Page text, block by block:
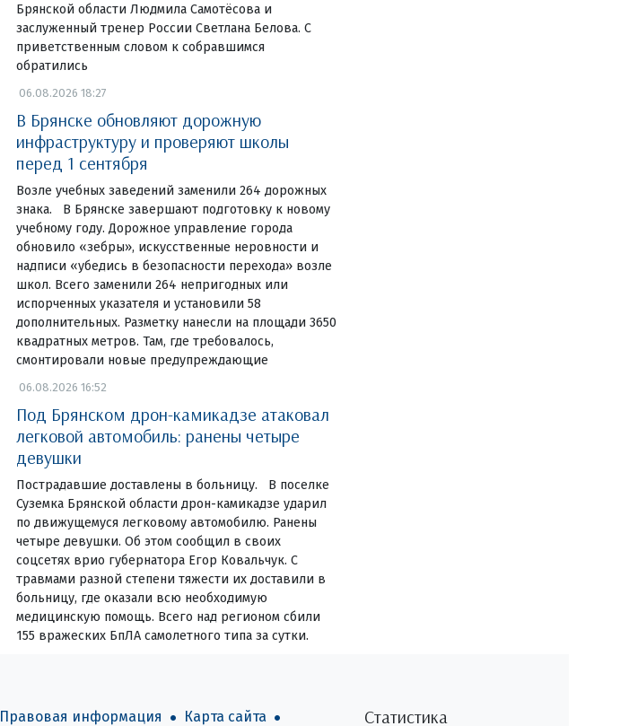
Брянской области Людмила Самотёсова и
заслуженный тренер России Светлана Белова. С
приветственным словом к собравшимся
обратились
06.08.2026 18:27
В Брянске обновляют дорожную
инфраструктуру и проверяют школы
перед 1 сентября
Возле учебных заведений заменили 264 дорожных
знака. В Брянске завершают подготовку к новому
учебному году. Дорожное управление города
обновило «зебры», искусственные неровности и
надписи «убедись в безопасности перехода» возле
школ. Всего заменили 264 непригодных или
испорченных указателя и установили 58
дополнительных. Разметку нанесли на площади 3650
квадратных метров. Там, где требовалось,
смонтировали новые предупреждающие
06.08.2026 16:52
Под Брянском дрон-камикадзе атаковал
легковой автомобиль: ранены четыре
девушки
Пострадавшие доставлены в больницу. В поселке
Суземка Брянской области дрон-камикадзе ударил
по движущемуся легковому автомобилю. Ранены
четыре девушки. Об этом сообщил в своих
соцсетях врио губернатора Егор Ковальчук. С
травмами разной степени тяжести их доставили в
больницу, где оказали всю необходимую
медицинскую помощь. Всего над регионом сбили
155 вражеских БпЛА самолетного типа за сутки.
Правовая информация Карта сайта Статистика